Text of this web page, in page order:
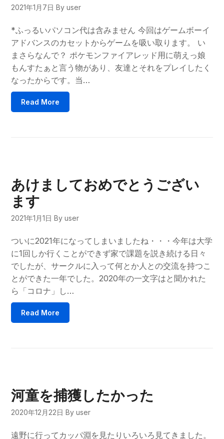
2021年1月7日 By user
*ふっるいパソコン代は含みません 今回はゲームボーイ
アドバンスのカセットからゲームを吸い取ります。 い
まさらなんで？ ポケモンファイアレッド用に萌えっ娘
もんすたぁと言う物があり、友達とそれをプレイしたく
なったからです。当…
Read More
あけましておめでとうござい
ます
2021年1月1日 By user
ついに2021年になってしまいましたね・・・今年は大学
に1回しか行くことができず家で課題を説き続ける日々
でしたが、サークルに入って何とか人との交流を持つこ
とができた一年でした。2020年の一文字はと聞かれた
ら「コロナ」し…
Read More
河童を捕獲したかった
2020年12月22日 By user
遠野に行ってカッパ淵を見たりいろいろ見てきました。